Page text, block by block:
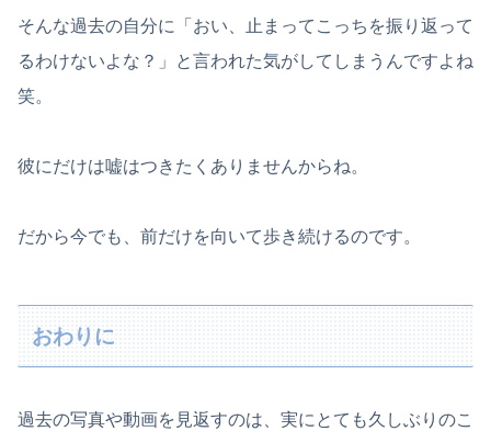
そんな過去の自分に「おい、止まってこっちを振り返って
るわけないよな？」と言われた気がしてしまうんですよね
笑。
彼にだけは嘘はつきたくありませんからね。
だから今でも、前だけを向いて歩き続けるのです。
おわりに
過去の写真や動画を見返すのは、実にとても久しぶりのこ